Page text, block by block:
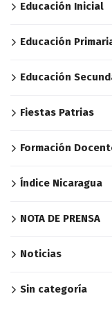
Educación Inicial
Educación
Educación
Fiestas Patrias
Formación
Índice Nicaragua
NOTA DE PRENSA
Noticias
Sin categoría